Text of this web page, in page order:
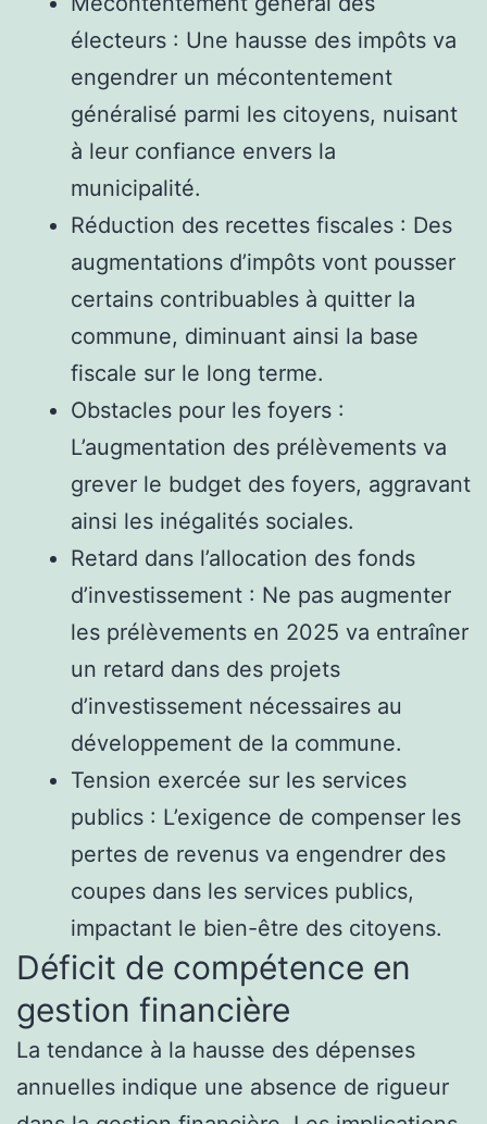
électeurs : Une hausse des impôts va
engendrer un mécontentement
généralisé parmi les citoyens, nuisant
à leur confiance envers la
municipalité.
Réduction des recettes fiscales : Des
augmentations d’impôts vont pousser
certains contribuables à quitter la
commune, diminuant ainsi la base
fiscale sur le long terme.
Obstacles pour les foyers :
L’augmentation des prélèvements va
grever le budget des foyers, aggravant
ainsi les inégalités sociales.
Retard dans l’allocation des fonds
d’investissement : Ne pas augmenter
les prélèvements en 2025 va entraîner
un retard dans des projets
d’investissement nécessaires au
développement de la commune.
Tension exercée sur les services
publics : L’exigence de compenser les
pertes de revenus va engendrer des
coupes dans les services publics,
impactant le bien-être des citoyens.
Déficit de compétence en
gestion financière
La tendance à la hausse des dépenses
annuelles indique une absence de rigueur